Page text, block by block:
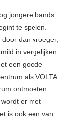
jongere bands
te spelen.
dan vroeger,
in vergelijken
een goede
als VOLTA
ontmoeten
er met
is ook een van